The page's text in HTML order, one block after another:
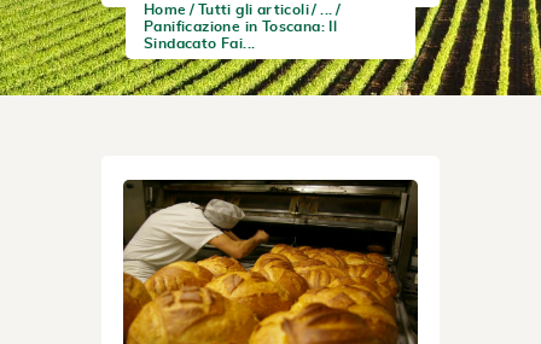
Home Tutti gli articoli
Panificazione in Toscana: Il
Sindacato Fai...